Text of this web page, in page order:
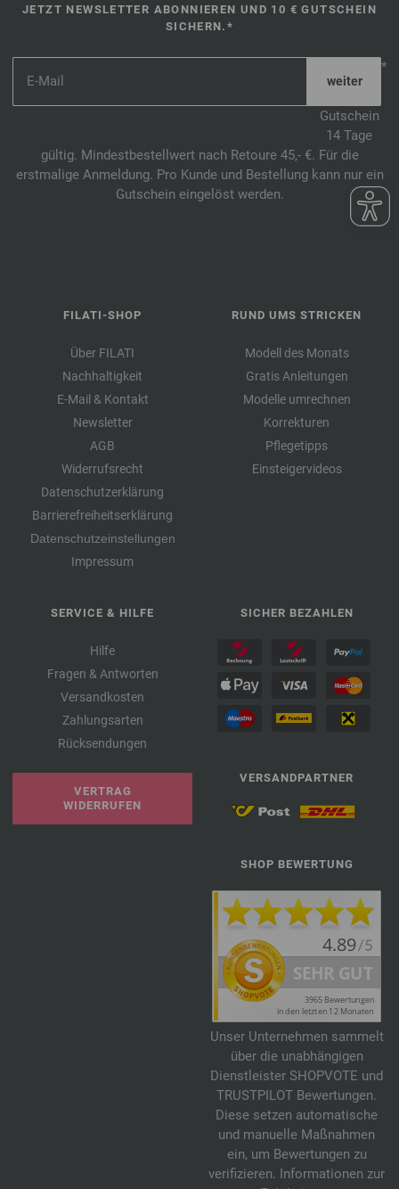
JETZT NEWSLETTER ABONNIEREN UND 10 € GUTSCHEIN
SICHERN.*
*
Gutschein
14 Tage
gültig. Mindestbestellwert nach Retoure 45,- €. Für die
erstmalige Anmeldung. Pro Kunde und Bestellung kann nur ein
Gutschein eingelöst werden.
FILATI-SHOP
Über FILATI
Nachhaltigkeit
E-Mail & Kontakt
Newsletter
AGB
Widerrufsrecht
Datenschutzerklärung
Barrierefreiheitserklärung
Datenschutzeinstellungen
Impressum
RUND UMS STRICKEN
Modell des Monats
Gratis Anleitungen
Modelle umrechnen
Korrekturen
Pflegetipps
Einsteigervideos
SERVICE & HILFE
Hilfe
Fragen & Antworten
Versandkosten
Zahlungsarten
Rücksendungen
VERTRAG
WIDERRUFEN
SICHER BEZAHLEN
VERSANDPARTNER
SHOP BEWERTUNG
Unser Unternehmen sammelt
über die unabhängigen
Dienstleister SHOPVOTE und
TRUSTPILOT Bewertungen.
Diese setzen automatische
und manuelle Maßnahmen
ein, um Bewertungen zu
verifizieren. Informationen zur